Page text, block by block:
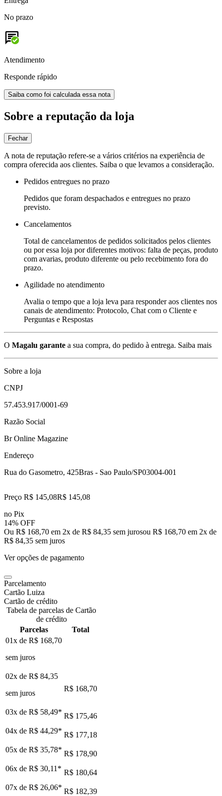
No prazo
Atendimento
Responde rápido
Saiba como foi calculada essa nota
Sobre a reputação da loja
Fechar
A nota de reputação refere-se a vários critérios na experiência de
compra oferecida aos clientes. Saiba o que levamos a consideração.
Pedidos entregues no prazo
Pedidos que foram despachados e entregues no prazo
previsto.
Cancelamentos
Total de cancelamentos de pedidos solicitados pelos clientes
ou por essa loja por diferentes motivos: falta de peças, produto
com avarias, produto diferente ou pelo recebimento fora do
prazo.
Agilidade no atendimento
Avalia o tempo que a loja leva para responder aos clientes nos
canais de atendimento: Protocolo, Chat com o Cliente e
Perguntas e Respostas
O Magalu garante a sua compra, do pedido à entrega. Saiba mais
Sobre a loja
CNPJ
57.453.917/0001-69
Razão Social
Br Online Magazine
Endereço
Rua do Gasometro, 425Bras - Sao Paulo/SP03004-001
Preço R$ 145,08R$ 145,08
no Pix
14% OFF
Ou R$ 168,70 em 2x de R$ 84,35 sem jurosou R$ 168,70 em 2x de
R$ 84,35 sem juros
Ver opções de pagamento
Parcelamento
Cartão Luiza
Cartão de crédito
Tabela de parcelas de Cartão
de crédito
Parcelas
Total
01x de R$ 168,70
sem juros
02x de R$ 84,35
sem juros
R$ 168,70
03x de R$ 58,49* R$ 175,46
04x de R$ 44,29* R$ 177,18
05x de R$ 35,78* R$ 178,90
06x de R$ 30,11 * R$ 180,64
07x de R$ 26,06* R$ 182,39